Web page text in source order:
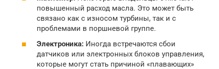
повышенный расход масла. Это может быть
связано как с износом турбины, так и с
проблемами в поршневой группе.
Электроника: Иногда встречаются сбои
датчиков или электронных блоков управления,
которые могут стать причиной «плавающих»